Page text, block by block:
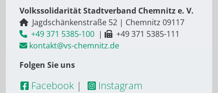
Volkssolidarität Stadtverband Chemnitz e. V.
Jagdschänkenstraße 52 | Chemnitz 09117
+49 371 5385-100 |
+49 371 5385-111
kontakt@vs-chemnitz.de
Folgen Sie uns
Facebook | Instagram